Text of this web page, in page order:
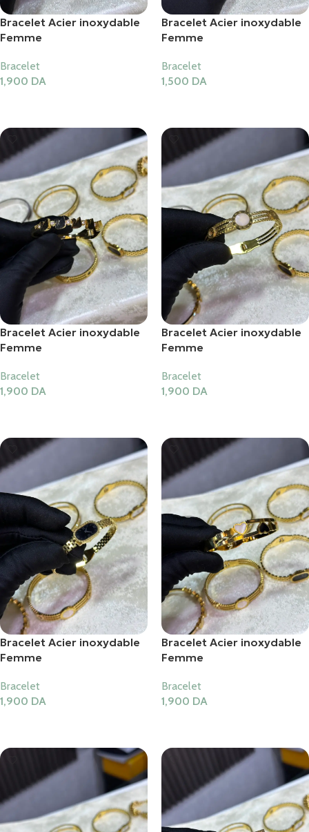
Bracelet Acier inoxydable
Femme
Bracelet
1,900 DA
Bracelet Acier inoxydable
Femme
Bracelet
1,500 DA
Bracelet Acier inoxydable
Femme
Bracelet
1,900 DA
Bracelet Acier inoxydable
Femme
Bracelet
1,900 DA
Bracelet Acier inoxydable
Femme
Bracelet
1,900 DA
Bracelet Acier inoxydable
Femme
Bracelet
1,900 DA